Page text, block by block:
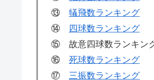
⑬ 犠飛数ランキング
⑭
四球数ランキング
⑮ 故意四球数ランキング
⑯ 死球数ランキング
⑰ 三振数ランキング